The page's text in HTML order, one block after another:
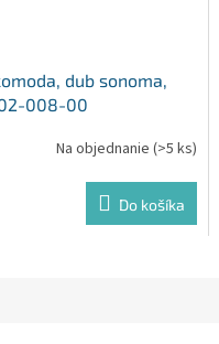
dub sonoma,
008-00
Na objednanie (>5 ks)
Do košíka